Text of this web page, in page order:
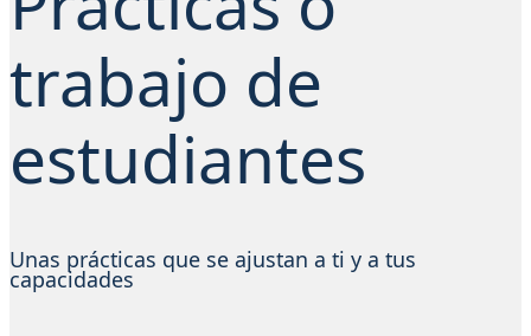
trabajo de
estudiantes
Unas prácticas que se ajustan a ti y a tus
capacidades